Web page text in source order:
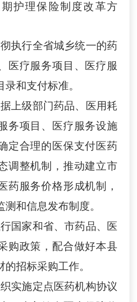
护理保险制度改革方
执行全省城乡统一的药
医疗服务项目、医疗服
和支付标准。
上级部门药品、医用耗
务项目、医疗服务设施
定合理的医保支付医药
调整机制，推动建立市
药服务价格形成机制，
和信息发布制度。
国家和省、市药品、医
购政策，配合做好本县
招标采购工作。
实施定点医药机构协议